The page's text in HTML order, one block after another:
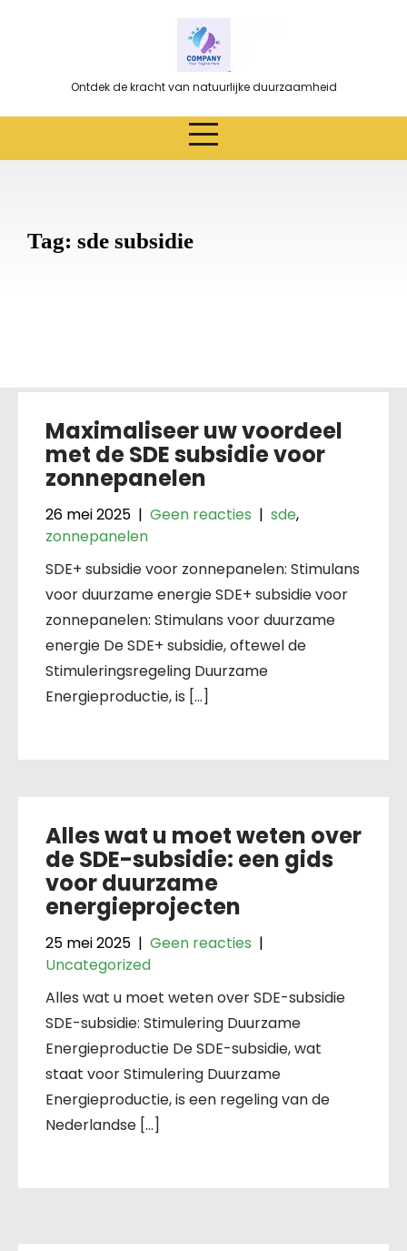
Ontdek de kracht van natuurlijke duurzaamheid
Tag: sde subsidie
Maximaliseer uw voordeel
met de SDE subsidie voor
zonnepanelen
26 mei 2025 | Geen reacties | sde,
zonnepanelen
SDE+ subsidie voor zonnepanelen: Stimulans
voor duurzame energie SDE+ subsidie voor
zonnepanelen: Stimulans voor duurzame
energie De SDE+ subsidie, oftewel de
Stimuleringsregeling Duurzame
Energieproductie, is […]
Alles wat u moet weten over
de SDE-subsidie: een gids
voor duurzame
energieprojecten
25 mei 2025 | Geen reacties |
Uncategorized
Alles wat u moet weten over SDE-subsidie
SDE-subsidie: Stimulering Duurzame
Energieproductie De SDE-subsidie, wat
staat voor Stimulering Duurzame
Energieproductie, is een regeling van de
Nederlandse […]